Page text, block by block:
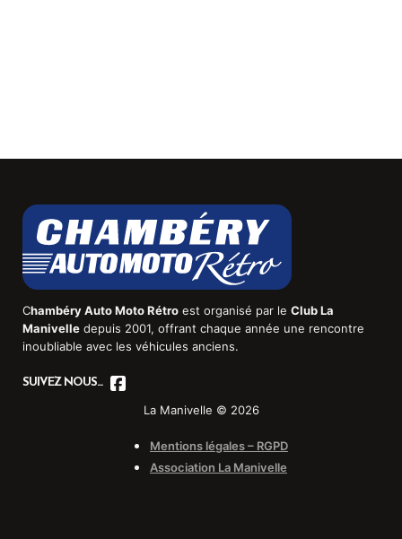
Chambéry Auto Moto Rétroest organisé par le Club La
Manivelledepuis 2001, offrant chaque année une rencontre
inoubliable avec les véhicules anciens.
SUIVEZ NOUS...
La Manivelle © 2026
Mentions légales – RGPD
Association La Manivelle